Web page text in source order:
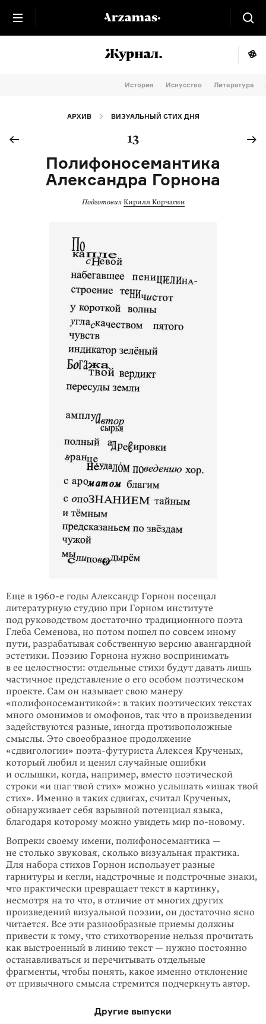
История Искусство Литература
АРХИВ ВИЗУАЛЬНЫЙ СТИХ ДНЯ
13
Полифоносемантика
Александра Горнона
Подготовил Кирилл Корчагин
Еще в 1960-е годы Александр Горнон посещал
литературную студию при Гор­ном институте
под руковод­ством достаточно традиционного поэта
Глеба Семе­нова, но потом пошел по совсем иному
пути, разрабатывая собственную версию авангардной
эстетики. Поэзию Горнона нужно воспринимать
в ее це­лостности: отдельные стихи будут давать лишь
частичное представление о его особом поэтическом
проекте. Сам он называет свою манеру
«полифоносеман­тикой»: в таких поэтических текстах
много омонимов и омофонов, так что в произведе­нии
задействуются разные, иногда противопо­ложные
смыслы. Это своеобраз­ное продолжение
«сдвигологии» поэта-футуриста Алексея Крученых,
который любил и ценил случайные ошибки
и ослышки, когда, например, вме­сто поэти­ческой
строки «и шаг твой стих» можно услышать «ишак твой
стих». Именно в таких сдвигах, считал Крученых,
обнаруживает себя взрывной потен­циал языка,
благодаря которому можно увидеть мир по-новому.
Вопреки своему имени, полифоно­семан­тика —
не столько звуковая, сколько визуальная практика.
Для набора стихов Горнон использует разные
гарнитуры и кегли, надстрочные и подстрочные знаки,
что практически превращает текст в картинку,
несмотря на то что, в отличие от многих других
произведений ви­зуальной поэзии, он достаточно ясно
читается. Все эти разнообразные приемы должны
привести к тому, что стихотворение нельзя прочитать
как выстроен­ный в линию текст — нужно постоянно
останавливаться и перечитывать от­дельные
фрагменты, чтобы понять, какое именно отклонение
от привычного смысла стремится подчеркнуть автор.
Другие выпуски